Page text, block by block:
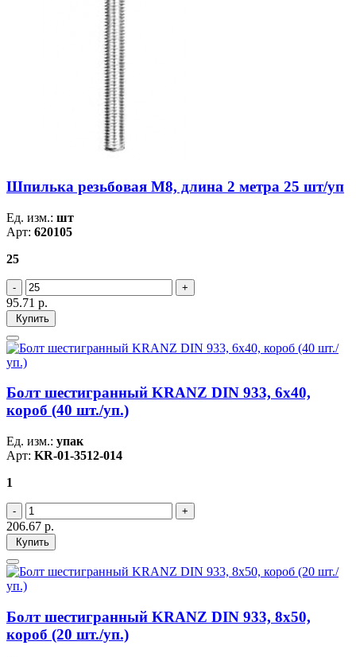
Шпилька резьбовая М8, длина 2 метра 25 шт/уп
Ед. изм.: шт
Арт: 620105
25
95.71 р.
Купить
Болт шестигранный KRANZ DIN 933, 6х40,
короб (40 шт./уп.)
Ед. изм.: упак
Арт: KR-01-3512-014
1
206.67 р.
Купить
Болт шестигранный KRANZ DIN 933, 8х50,
короб (20 шт./уп.)